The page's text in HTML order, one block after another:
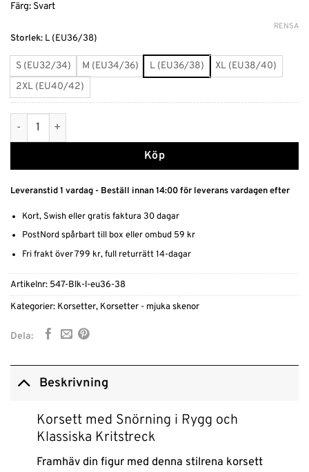
Färg: Svart
Storlek: L (EU36/38)
S (EU32/34) M (EU34/36) L (EU36/38)
XL (EU38/40)
2XL (EU40/42)
RENSA
Kritstrecksrandig Korsett med Vadderade Kupor och Snörning i
Köp
Alternative:
Leveranstid 1 vardag - Beställ innan 14:00 för leverans vardagen efter
Kort, Swish eller gratis faktura 30 dagar
PostNord spårbart till box eller ombud 59 kr
Fri frakt över 799 kr, full returrätt 14-dagar
Artikelnr: 547-Blk-l-eu36-38
Kategorier: Korsetter, Korsetter - mjuka skenor
Dela:
Beskrivning
Korsett med Snörning i Rygg och
Klassiska Kritstreck
Framhäv din figur med denna stilrena korsett